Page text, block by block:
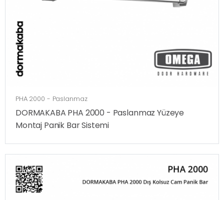
PHA 2000 - Paslanmaz
DORMAKABA PHA 2000 - Paslanmaz Yüzeye
Montaj Panik Bar Sistemi